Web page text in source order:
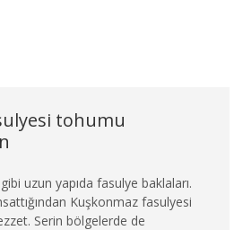
tohumu
uzun yapıda fasulye baklaları.
Kuşkonmaz fasulyesi
Serin bölgelerde de